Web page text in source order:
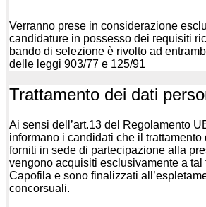
Verranno prese in considerazione
candidature in possesso dei requisiti
bando di selezione è rivolto ad
delle leggi 903/77 e 125/91
Trattamento dei dati
Ai sensi dell’art.13 del Regolamento
informano i candidati che il
forniti in sede di partecipazione alla
vengono acquisiti esclusivamente a tal
Capofila e sono finalizzati
concorsuali.